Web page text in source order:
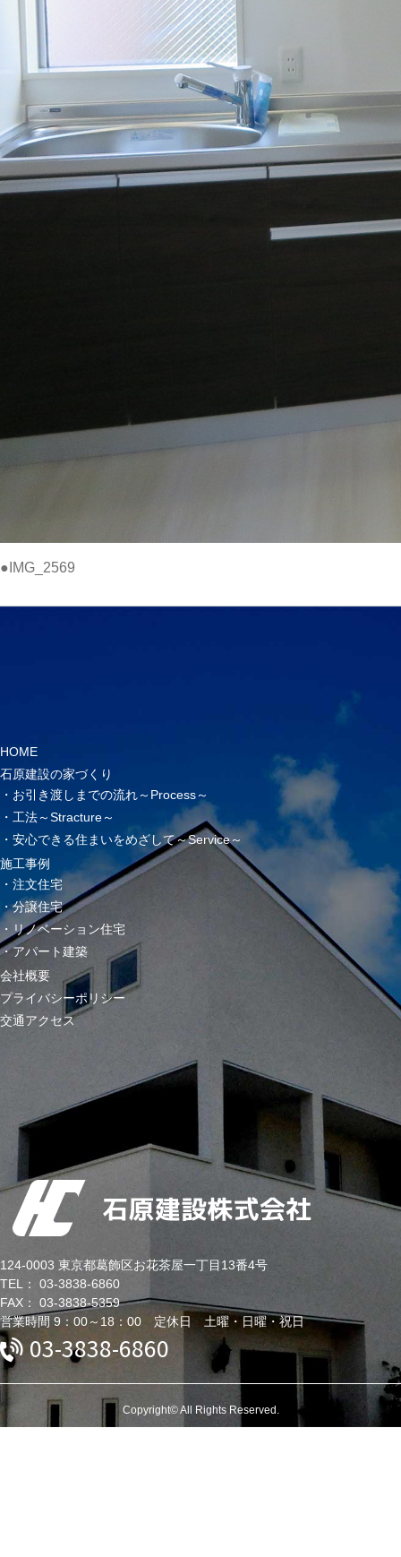
●IMG_2569
HOME
石原建設の家づくり
お引き渡しまでの流れ～Process～
工法～Stracture～
安心できる住まいをめざして～Service～
施工事例
注文住宅
分譲住宅
リノベーション住宅
アパート建築
会社概要
プライバシーポリシー
交通アクセス
124-0003 東京都葛飾区お花茶屋一丁目13番4号
TEL： 03-3838-6860
FAX： 03-3838-5359
営業時間 9：00～18：00 定休日 土曜・日曜・祝日
03-3838-6860
Copyright© All Rights Reserved.